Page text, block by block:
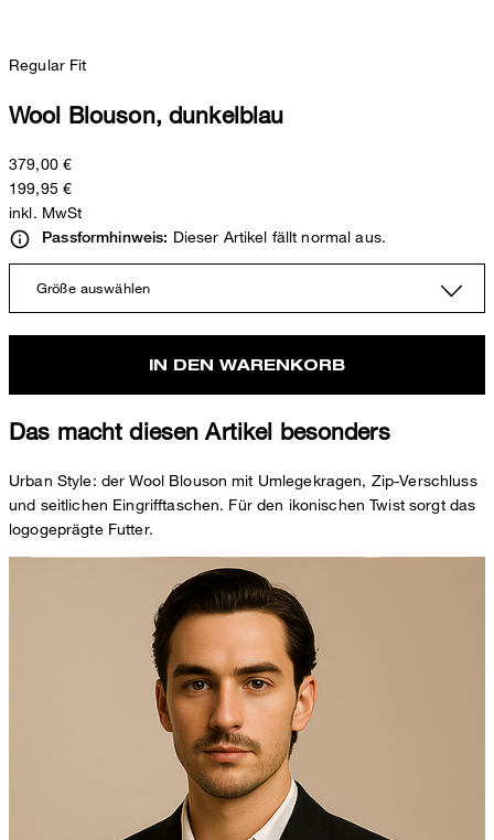
Regular Fit
Wool Blouson, dunkelblau
379,00 €
199,95 €
inkl. MwSt
Passformhinweis: Dieser Artikel fällt normal aus.
Größe auswählen
IN DEN WARENKORB
Das macht diesen Artikel besonders
Urban Style: der Wool Blouson mit Umlegekragen, Zip-Verschluss
und seitlichen Eingrifftaschen. Für den ikonischen Twist sorgt das
logogeprägte Futter.